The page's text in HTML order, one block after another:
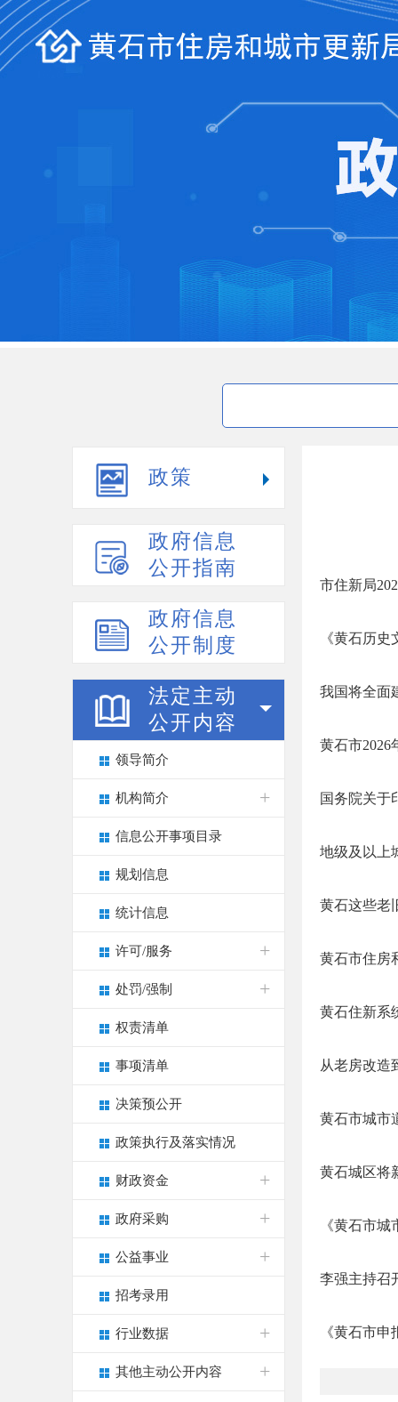
政策
政府信息
公开指南
政府信息
公开制度
法定主动
公开内容
领导简介
机构简介
信息公开事项目录
规划信息
统计信息
许可/服务
处罚/强制
权责清单
事项清单
决策预公开
政策执行及落实情况
财政资金
政府采购
公益事业
招考录用
行业数据
其他主动公开内容
市住新局
《黄石历
我国将全面
黄石市2026
国务院关于
地级及以上
黄石这些老
黄石市住房
黄石住新系
从老房改造
黄石市城市
黄石城区将
《黄石市
李强主持召
《黄石市